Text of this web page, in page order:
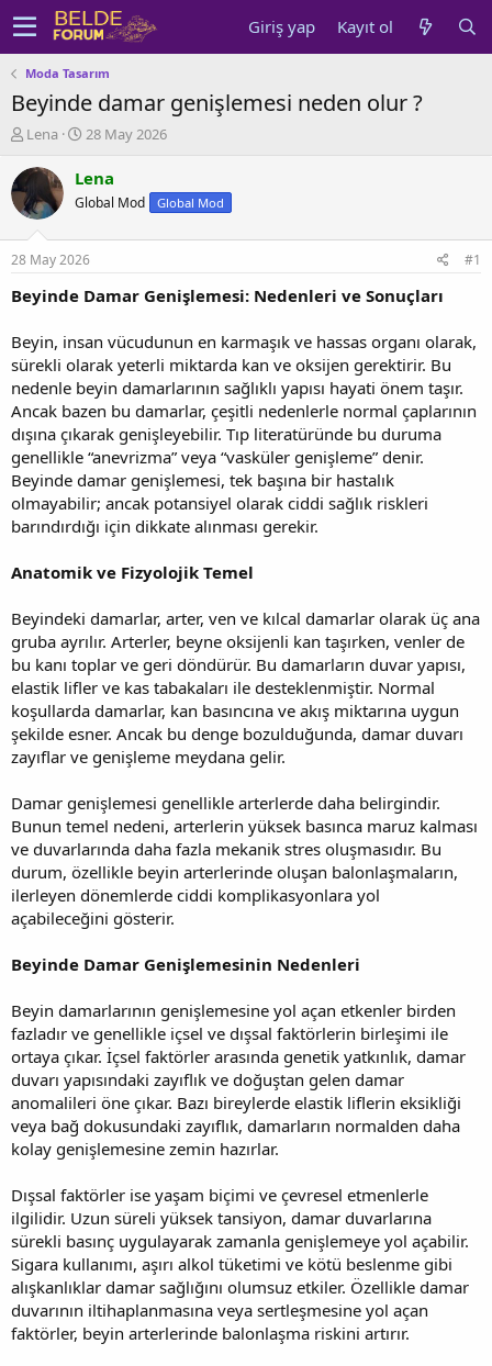
Giriş yap Kayıt ol
Moda Tasarım
Beyinde damar genişlemesi neden olur ?
K
n
u
y
b
a
ş
t
a
n
Lena
B
ş
l
a
g
ı
ç
r
i
h
i
28 May 2026
Lena
Global Mod Global Mod
28 May 2026 #1
Beyinde Damar Genişlemesi: Nedenleri ve Sonuçları
Beyin, insan vücudunun en karmaşık ve hassas organı olarak,
sürekli olarak yeterli miktarda kan ve oksijen gerektirir. Bu
nedenle beyin damarlarının sağlıklı yapısı hayati önem taşır.
Ancak bazen bu damarlar, çeşitli nedenlerle normal çaplarının
dışına çıkarak genişleyebilir. Tıp literatüründe bu duruma
genellikle “anevrizma” veya “vasküler genişleme” denir.
Beyinde damar genişlemesi, tek başına bir hastalık
olmayabilir; ancak potansiyel olarak ciddi sağlık riskleri
barındırdığı için dikkate alınması gerekir.
Anatomik ve Fizyolojik Temel
Beyindeki damarlar, arter, ven ve kılcal damarlar olarak üç ana
gruba ayrılır. Arterler, beyne oksijenli kan taşırken, venler de
bu kanı toplar ve geri döndürür. Bu damarların duvar yapısı,
elastik lifler ve kas tabakaları ile desteklenmiştir. Normal
koşullarda damarlar, kan basıncına ve akış miktarına uygun
şekilde esner. Ancak bu denge bozulduğunda, damar duvarı
zayıflar ve genişleme meydana gelir.
Damar genişlemesi genellikle arterlerde daha belirgindir.
Bunun temel nedeni, arterlerin yüksek basınca maruz kalması
ve duvarlarında daha fazla mekanik stres oluşmasıdır. Bu
durum, özellikle beyin arterlerinde oluşan balonlaşmaların,
ilerleyen dönemlerde ciddi komplikasyonlara yol
açabileceğini gösterir.
Beyinde Damar Genişlemesinin Nedenleri
Beyin damarlarının genişlemesine yol açan etkenler birden
fazladır ve genellikle içsel ve dışsal faktörlerin birleşimi ile
ortaya çıkar. İçsel faktörler arasında genetik yatkınlık, damar
duvarı yapısındaki zayıflık ve doğuştan gelen damar
anomalileri öne çıkar. Bazı bireylerde elastik liflerin eksikliği
veya bağ dokusundaki zayıflık, damarların normalden daha
kolay genişlemesine zemin hazırlar.
Dışsal faktörler ise yaşam biçimi ve çevresel etmenlerle
ilgilidir. Uzun süreli yüksek tansiyon, damar duvarlarına
sürekli basınç uygulayarak zamanla genişlemeye yol açabilir.
Sigara kullanımı, aşırı alkol tüketimi ve kötü beslenme gibi
alışkanlıklar damar sağlığını olumsuz etkiler. Özellikle damar
duvarının iltihaplanmasına veya sertleşmesine yol açan
faktörler, beyin arterlerinde balonlaşma riskini artırır.